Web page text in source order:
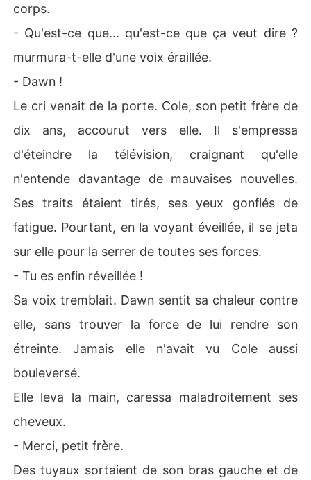
corps.
- Qu'est-ce que... qu'est-ce que ça veut dire ?
murmura-t-elle d'une voix éraillée.
- Dawn !
Le cri venait de la porte. Cole, son petit frère de
dix ans, accourut vers elle. Il s'empressa
d'éteindre la télévision, craignant qu'elle
n'entende davantage de mauvaises nouvelles.
Ses traits étaient tirés, ses yeux gonflés de
fatigue. Pourtant, en la voyant éveillée, il se jeta
sur elle pour la serrer de toutes ses forces.
- Tu es enfin réveillée !
Sa voix tremblait. Dawn sentit sa chaleur contre
elle, sans trouver la force de lui rendre son
étreinte. Jamais elle n'avait vu Cole aussi
bouleversé.
Elle leva la main, caressa maladroitement ses
cheveux.
- Merci, petit frère.
Des tuyaux sortaient de son bras gauche et de